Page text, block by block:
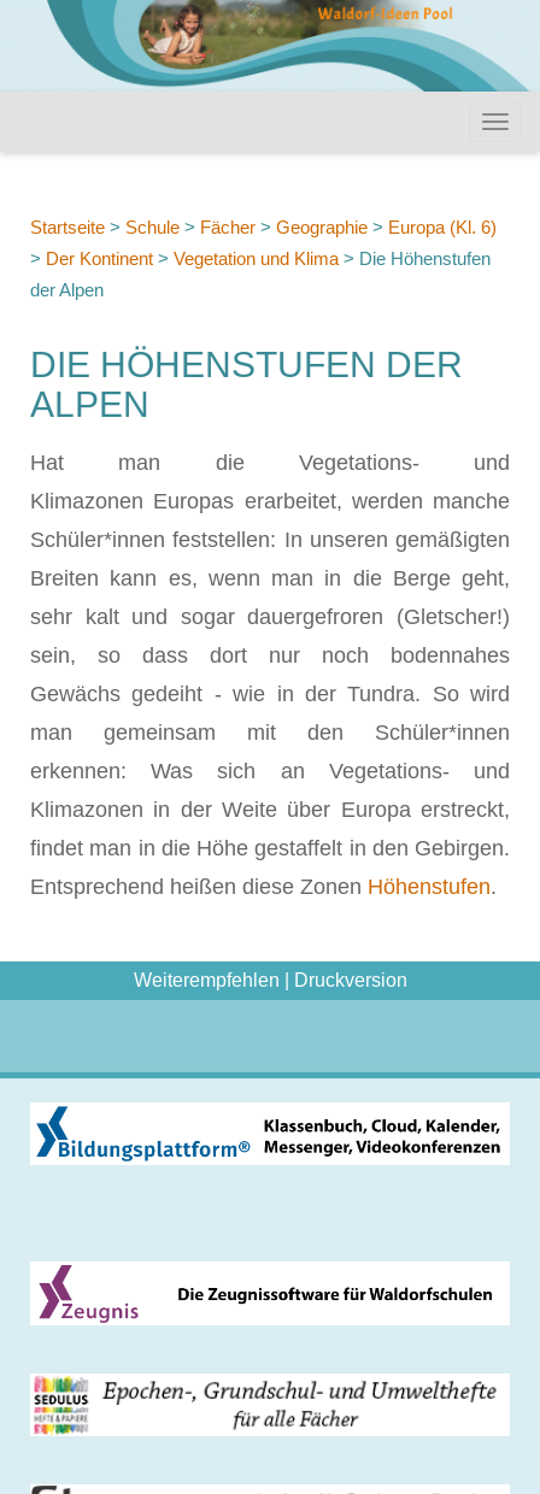
Startseite > Schule > Fächer > Geographie > Europa (Kl. 6)
> Der Kontinent > Vegetation und Klima > Die Höhenstufen
der Alpen
DIE HÖHENSTUFEN DER
ALPEN
Hat man die Vegetations- und
Klimazonen Europas erarbeitet, werden manche
Schüler*innen feststellen: In unseren gemäßigten
Breiten kann es, wenn man in die Berge geht,
sehr kalt und sogar dauergefroren (Gletscher!)
sein, so dass dort nur noch bodennahes
Gewächs gedeiht - wie in der Tundra. So wird
man gemeinsam mit den Schüler*innen
erkennen: Was sich an Vegetations- und
Klimazonen in der Weite über Europa erstreckt,
findet man in die Höhe gestaffelt in den Gebirgen.
Entsprechend heißen diese Zonen Höhenstufen.
Weiterempfehlen Druckversion